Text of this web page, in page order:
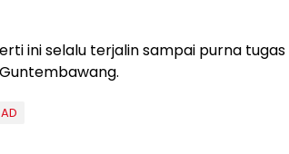
ini selalu terjalin sampai purna tugas